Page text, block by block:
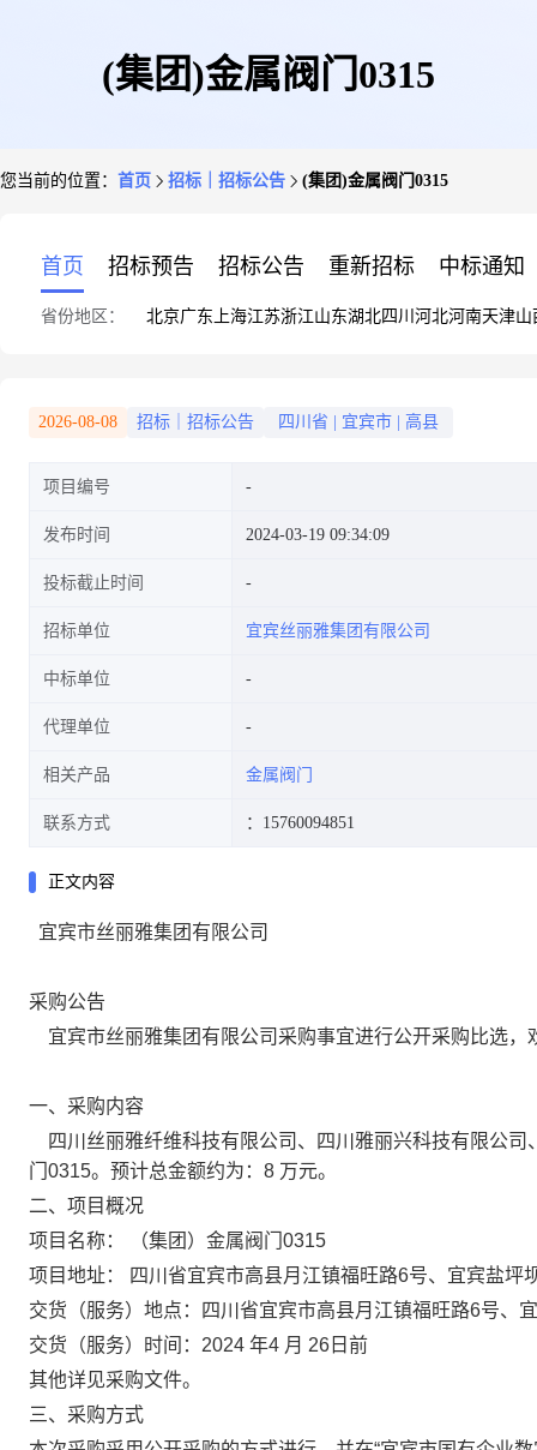
(集团)金属阀门0315
您当前的位置： 首页 招标｜招标公告 (集团)金属阀门0315
首页 招标预告 招标公告 重新招标 中标通知
省份地区： 北京广东 上海江苏浙江山东湖北四川 河北河南天津山
2026-08-08 招标｜招标公告 四川省 宜宾市 高县
项目编号
发布时间 2024-03-19 09:34:09
投标截止时间
招标单位 宜宾丝丽雅集团有限公司
中标单位
代理单位
相关产品 金属阀门
联系方式 ：15760094851
正文内容
宜宾市丝丽雅集团有限公司
采购公告
宜宾市丝丽雅集团有限公司 采购事宜进行公开采购比选
一、采购内容
四川丝丽雅纤维科技有限公司、四川雅丽兴科技有限公
门 0315。预计总金额约为：8 万元。
二、项目概况
项目名称：
（集团）金属阀门 0315
项目地址：
四川省宜宾市高县月江镇福旺路6号、宜宾盐坪
交货（服务）地点：
四川省宜宾市高县月江镇福旺路6号、
交货（服务）时间： 2024 年4 月 26日前
其他详见采购文件。
三、 采购方式